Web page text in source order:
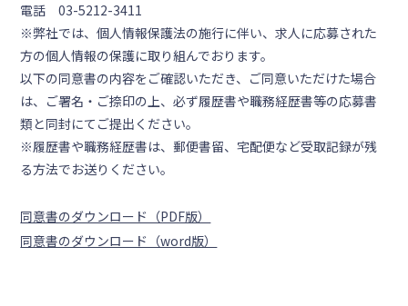
電話 03-5212-3411
※弊社では、個人情報保護法の施行に伴い、求人に応募された
方の個人情報の保護に取り組んでおります。
以下の同意書の内容をご確認いただき、ご同意いただけた場合
は、ご署名・ご捺印の上、必ず履歴書や職務経歴書等の応募書
類と同封にてご提出ください。
※履歴書や職務経歴書は、郵便書留、宅配便など受取記録が残
る方法でお送りください。
同意書のダウンロード（PDF版）
同意書のダウンロード（word版）